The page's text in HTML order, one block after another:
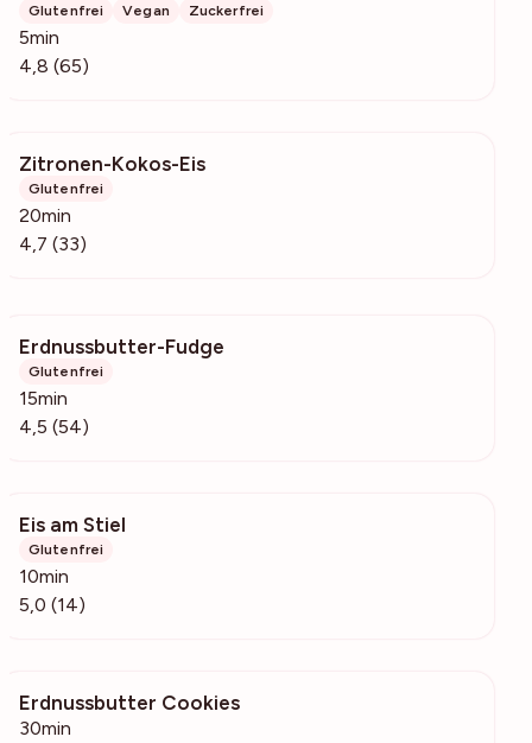
Glutenfrei Vegan Zuckerfrei
5min
4,8 (65)
Zitronen-Kokos-Eis
Glutenfrei
20min
4,7 (33)
Erdnussbutter-Fudge
Glutenfrei
15min
4,5 (54)
Eis am Stiel
Glutenfrei
10min
5,0 (14)
Erdnussbutter Cookies
30min